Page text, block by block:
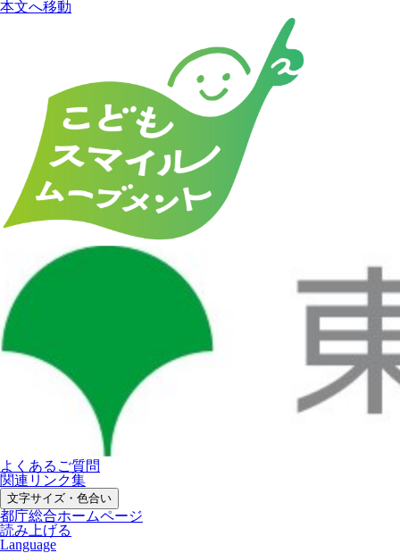
本文へ移動
よくあるご質問
関連リンク集
文字サイズ・色合い
都庁総合ホームページ
読み上げる
Language